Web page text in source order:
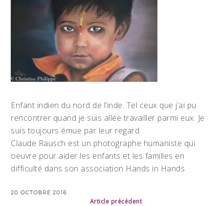
Enfant indien du nord de l’inde. Tel ceux que j’ai pu
rencontrer quand je suis allée travailler parmi eux. Je
suis toujours émue par leur regard.
Claude Rausch est un photographe humaniste qui
oeuvre pour aider les enfants et les familles en
difficulté dans son association Hands in Hands
20 OCTOBRE 2016
Article précédent